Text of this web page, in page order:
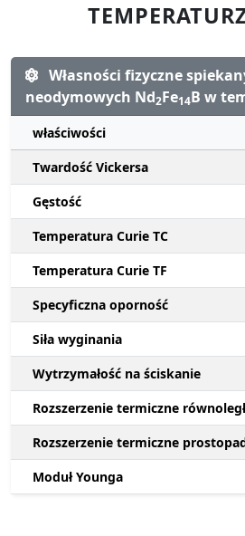
Własności fizyczne
neodymowych Nd2Fe14B w
właściwości
Twardość Vickersa
Gęstość
Temperatura Curie TC
Temperatura Curie TF
Specyficzna oporność
Siła wyginania
Wytrzymałość na ściskanie
Rozszerzenie termiczne
Rozszerzenie termiczne
Moduł Younga